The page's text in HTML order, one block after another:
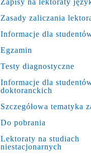
Zapisy na lektoraty
Zasady zaliczania
Informacje dla
Egzamin
Testy diagnostyczne
Informacje dla
doktoranckich
Szczegółowa tematyka
Do pobrania
Lektoraty na studiach
niestacjonarnych